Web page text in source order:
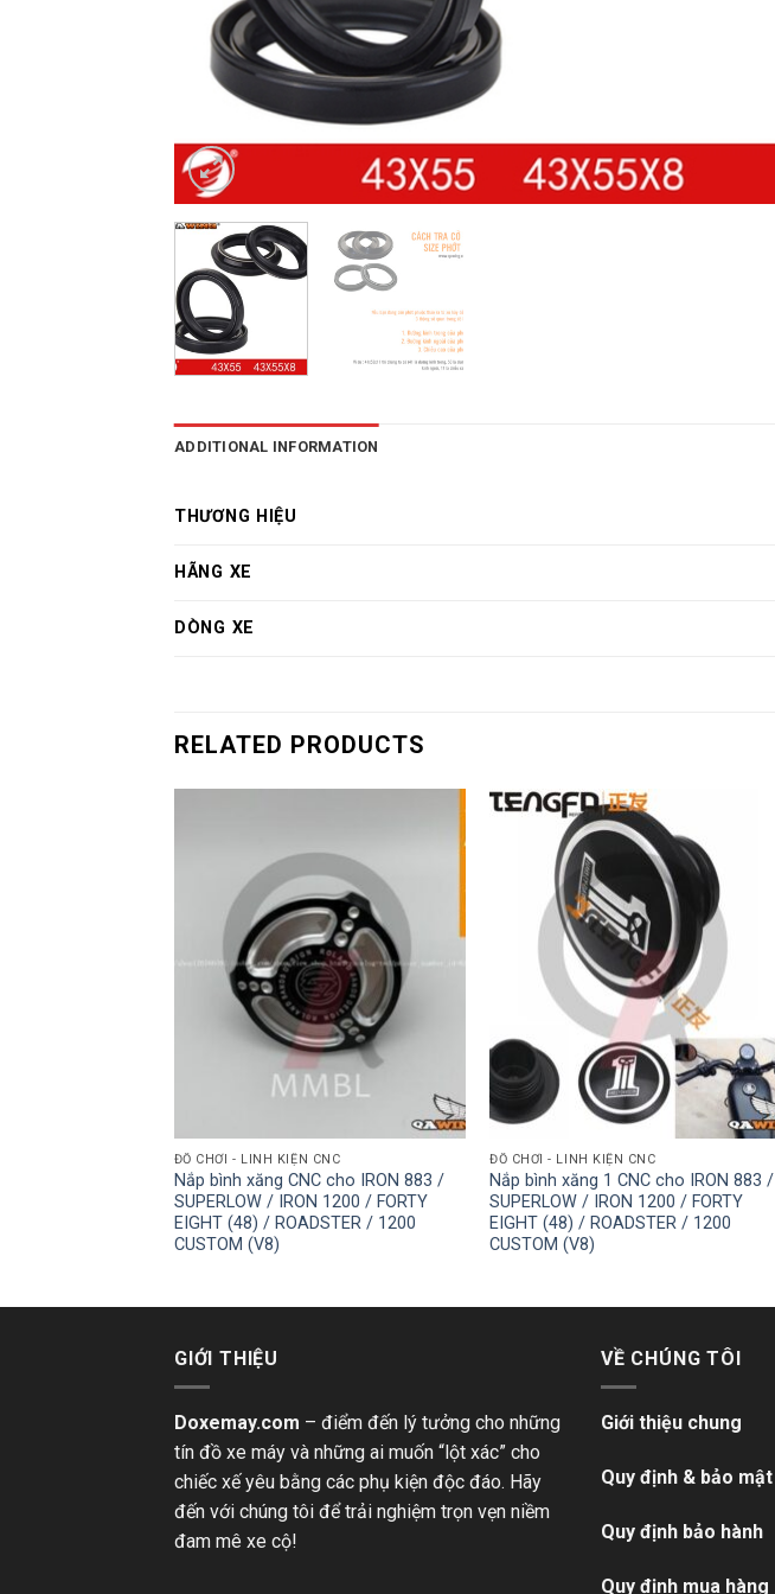
ADDITIONAL INFORMATION
THƯƠNG HIỆU
HÃNG XE
DÒNG XE
RELATED PRODUCTS
ĐỒ CHƠI - LINH KIỆN CNC
Nắp bình xăng CNC cho IRON 883 /
SUPERLOW / IRON 1200 / FORTY
EIGHT (48) / ROADSTER / 1200
CUSTOM (V8)
ĐỒ CHƠI - LINH KIỆN CNC
Nắp bình xăng 1 CNC cho IRON 883 /
SUPERLOW / IRON 1200 / FORTY
EIGHT (48) / ROADSTER / 1200
CUSTOM (V8)
GIỚI THIỆU
Doxemay.com – điểm đến lý tưởng cho những
tín đồ xe máy và những ai muốn “lột xác” cho
chiếc xế yêu bằng các phụ kiện độc đáo. Hãy
đến với chúng tôi để trải nghiệm trọn vẹn niềm
đam mê xe cộ!
VỀ CHÚNG TÔI
Giới thiệu chung
Quy định & bảo mật
Quy định bảo hành
Quy định mua hàng